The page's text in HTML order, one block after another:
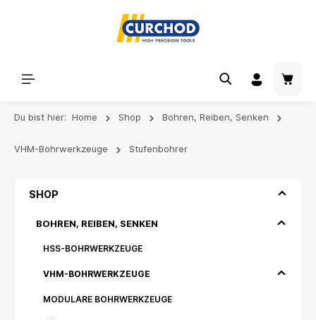
Du bist hier: Home Shop Bohren, Reiben, Senken
VHM-Bohrwerkzeuge Stufenbohrer
SHOP
BOHREN, REIBEN, SENKEN
HSS-BOHRWERKZEUGE
VHM-BOHRWERKZEUGE
MODULARE BOHRWERKZEUGE